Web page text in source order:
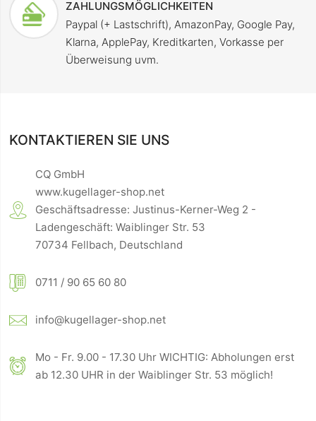
ZAHLUNGSMÖGLICHKEITEN
Paypal (+ Lastschrift), AmazonPay, Google Pay,
Klarna, ApplePay, Kreditkarten, Vorkasse per
Überweisung uvm.
KONTAKTIEREN SIE UNS
CQ GmbH
www.kugellager-shop.net
Geschäftsadresse: Justinus-Kerner-Weg 2 -
Ladengeschäft: Waiblinger Str. 53
70734 Fellbach, Deutschland
0711 / 90 65 60 80
info@kugellager-shop.net
Mo - Fr. 9.00 - 17.30 Uhr WICHTIG: Abholungen erst
ab 12.30 UHR in der Waiblinger Str. 53 möglich!